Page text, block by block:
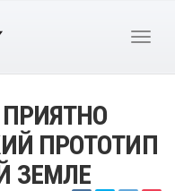
ПРОТОТИП
ЗЕМЛЕ